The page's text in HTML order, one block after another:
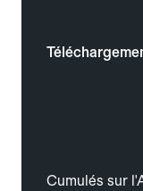
Cumulés sur